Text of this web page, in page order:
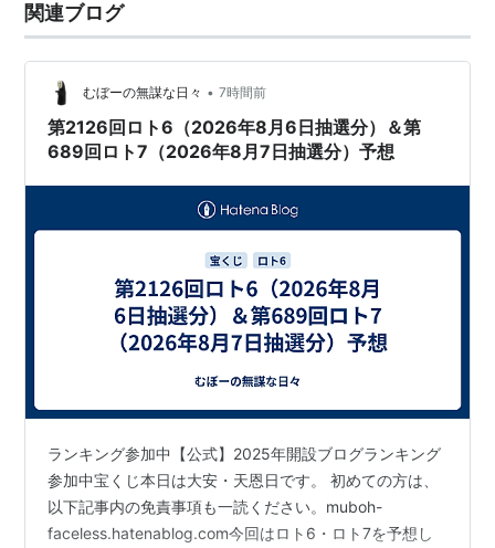
関連ブログ
むぼーの無謀な日々 • 7時間前
第2126回ロト6（2026年8月6日抽選分）＆第
689回ロト7（2026年8月7日抽選分）予想
ランキング参加中【公式】2025年開設ブログランキング
参加中宝くじ本日は大安・天恩日です。 初めての方は、
以下記事内の免責事項も一読ください。muboh-
faceless.hatenablog.com今回はロト6・ロト7を予想し